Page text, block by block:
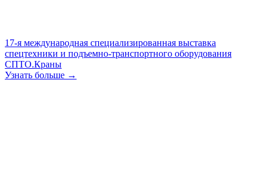
17-я международная специализированная выставка
спецтехники и подъемно-транспортного оборудования
СПТО.Краны
Узнать больше →